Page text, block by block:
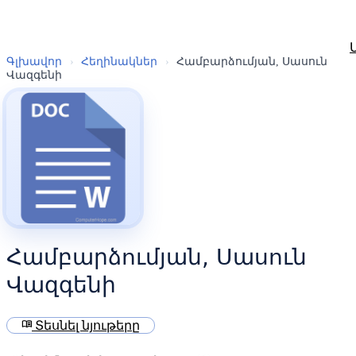
Գլխավոր › Հեղինակներ ›
Համբարձումյան, Սասուն
Վազգենի
Համբարձումյան, Սասուն
Վազգենի
menu_book Տեսնել նյութերը